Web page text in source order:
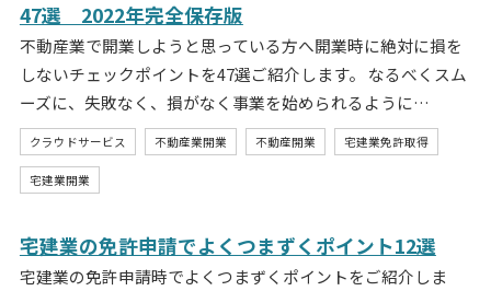
47選 2022年完全保存版
不動産業で開業しようと思っている方へ開業時に絶対に損を
しないチェックポイントを47選ご紹介します。 なるべくスム
ーズに、失敗なく、損がなく事業を始められるように…
クラウドサービス 不動産業開業 不動産開業 宅建業免許取得
宅建業開業
宅建業の免許申請でよくつまずくポイント12選
宅建業の免許申請時でよくつまずくポイントをご紹介しま